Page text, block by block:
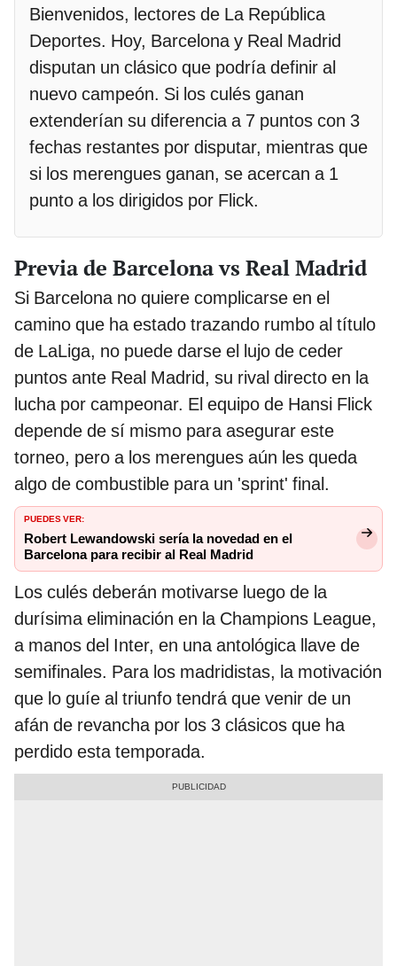
Bienvenidos, lectores de La República
Deportes. Hoy, Barcelona y Real Madrid
disputan un clásico que podría definir al
nuevo campeón. Si los culés ganan
extenderían su diferencia a 7 puntos con 3
fechas restantes por disputar, mientras que
si los merengues ganan, se acercan a 1
punto a los dirigidos por Flick.
Previa de Barcelona vs Real Madrid
Si Barcelona no quiere complicarse en el
camino que ha estado trazando rumbo al título
de LaLiga, no puede darse el lujo de ceder
puntos ante Real Madrid, su rival directo en la
lucha por campeonar. El equipo de Hansi Flick
depende de sí mismo para asegurar este
torneo, pero a los merengues aún les queda
algo de combustible para un 'sprint' final.
PUEDES VER:
Robert Lewandowski sería la novedad en el
Barcelona para recibir al Real Madrid
Los culés deberán motivarse luego de la
durísima eliminación en la Champions League,
a manos del Inter, en una antológica llave de
semifinales. Para los madridistas, la motivación
que lo guíe al triunfo tendrá que venir de un
afán de revancha por los 3 clásicos que ha
perdido esta temporada.